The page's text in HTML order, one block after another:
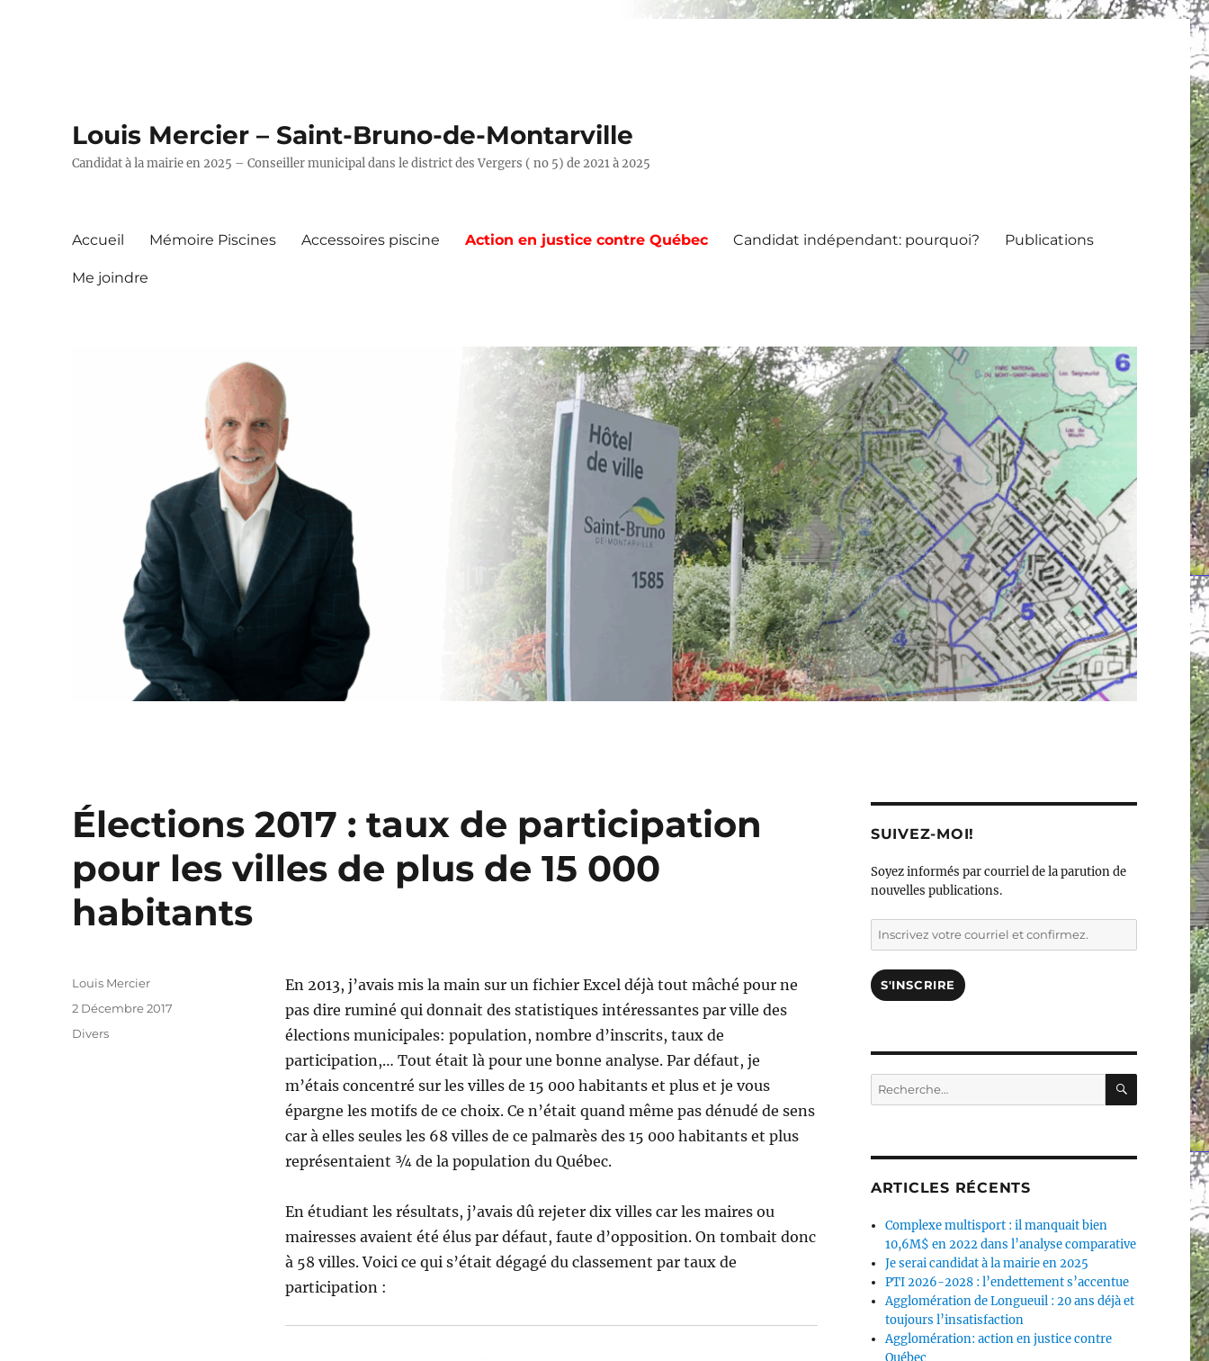
Louis Mercier – Saint-Bruno-de-Montarville
Candidat à la mairie en 2025 – Conseiller municipal dans le district des Vergers ( no 5) de 2021 à 2025
Accueil Mémoire Piscines Accessoires piscine Action en justice contre Québec Candidat indépendant: pourquoi? Publications
Me joindre
Élections 2017 : taux de participation
pour les villes de plus de 15 000
habitants
En 2013, j’avais mis la main sur un fichier Excel déjà tout mâché pour ne
pas dire ruminé qui donnait des statistiques intéressantes par ville des
élections municipales: population, nombre d’inscrits, taux de
participation,… Tout était là pour une bonne analyse. Par défaut, je
m’étais concentré sur les villes de 15 000 habitants et plus et je vous
épargne les motifs de ce choix. Ce n’était quand même pas dénudé de sens
car à elles seules les 68 villes de ce palmarès des 15 000 habitants et plus
représentaient ¾ de la population du Québec.
En étudiant les résultats, j’avais dû rejeter dix villes car les maires ou
mairesses avaient été élus par défaut, faute d’opposition. On tombait donc
à 58 villes. Voici ce qui s’était dégagé du classement par taux de
participation :
Auteur
Louis Mercier
Publié
2 Décembre 2017
Catégories
Divers
SUIVEZ-MOI!
Soyez informés par courriel de la parution de
nouvelles publications.
Inscrivez
votre
et
confirmez.
S'INSCRIRE
Rechercher :
ARTICLES RÉCENTS
Complexe multisport : il manquait bien
10,6M$ en 2022 dans l’analyse comparative
Je serai candidat à la mairie en 2025
PTI 2026-2028 : l’endettement s’accentue
Agglomération de Longueuil : 20 ans déjà et
toujours l’insatisfaction
Agglomération: action en justice contre
Québec